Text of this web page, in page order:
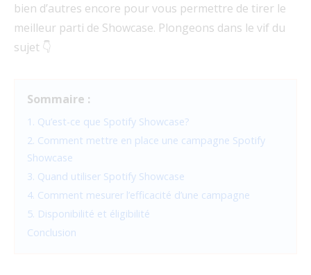
bien d’autres encore pour vous permettre de tirer le
meilleur parti de Showcase. Plongeons dans le vif du
sujet 👇
Sommaire :
1. Qu’est-ce que Spotify Showcase?
2. Comment mettre en place une campagne Spotify
Showcase
3. Quand utiliser Spotify Showcase
4. Comment mesurer l’efficacité d’une campagne
5. Disponibilité et éligibilité
Conclusion